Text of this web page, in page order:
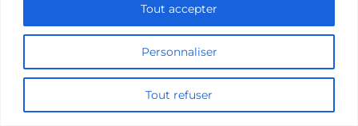
Personnaliser
Tout refuser
Tout accepter
next time I comment.